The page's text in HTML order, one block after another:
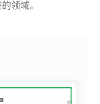
领域。